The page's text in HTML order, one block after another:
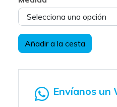
Añadir a la cesta
Envíanos un